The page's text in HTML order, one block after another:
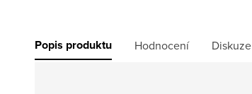
Popis produktu Hodnocení Diskuze